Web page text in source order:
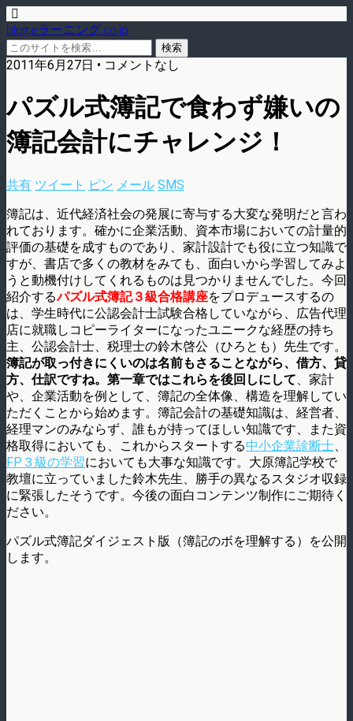
blog.eラーニング.co.jp
2011年6月27日 • コメントなし
パズル式簿記で食わず嫌いの
簿記会計にチャレンジ！
共有 ツイート ピン メール SMS
簿記は、近代経済社会の発展に寄与する大変な発明だと言わ
れております。確かに企業活動、資本市場においての計量的
評価の基礎を成すものであり、家計設計でも役に立つ知識で
すが、書店で多くの教材をみても、面白いから学習してみよ
うと動機付けしてくれるものは見つかりませんでした。今回
紹介するパズル式簿記３級合格講座をプロデュースするの
は、学生時代に公認会計士試験合格していながら、広告代理
店に就職しコピーライターになったユニークな経歴の持ち
主、公認会計士、税理士の鈴木啓公（ひろとも）先生です。
簿記が取っ付きにくいのは名前もさることながら、借方、貸
方、仕訳ですね。第一章ではこれらを後回しにして、家計
や、企業活動を例として、簿記の全体像、構造を理解してい
ただくことから始めます。簿記会計の基礎知識は、経営者、
経理マンのみならず、誰もが持ってほしい知識です、また資
格取得においても、これからスタートする中小企業診断士、
FP３級の学習においても大事な知識です。大原簿記学校で
教壇に立っていました鈴木先生、勝手の異なるスタジオ収録
に緊張したそうです。今後の面白コンテンツ制作にご期待く
ださい。
パズル式簿記ダイジェスト版（簿記のボを理解する）を公開
します。